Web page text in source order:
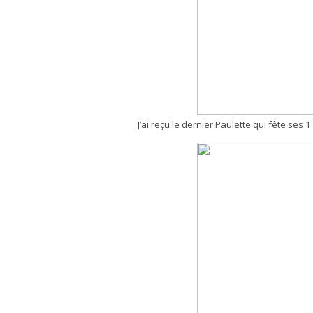
J’ai reçu le dernier Paulette qui fête ses 1